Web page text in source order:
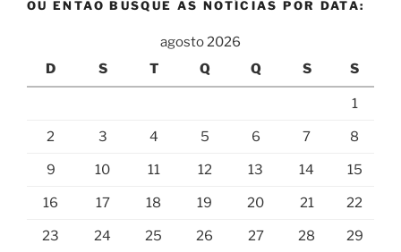
OU ENTÃO BUSQUE AS NOTÍCIAS POR DATA:
agosto 2026
D
S T Q Q S S
1
2 3 4 5 6 7 8
9 10 11 12 13 14 15
16 17 18 19 20 21 22
23 24 25 26 27 28 29